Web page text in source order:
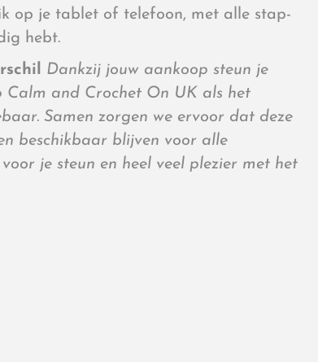
op je tablet of telefoon, met alle stap-
hebt.
Dankzij jouw aankoop steun je
Calm and Crochet On UK als het
Samen zorgen we ervoor dat deze
beschikbaar blijven voor alle
je steun en heel veel plezier met het